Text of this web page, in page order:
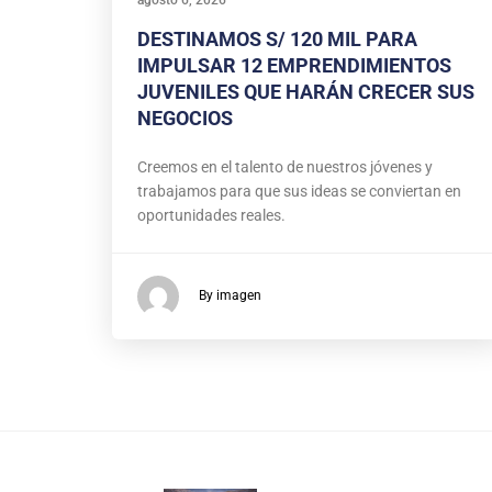
DESTINAMOS S/ 120 MIL PARA
IMPULSAR 12 EMPRENDIMIENTOS
JUVENILES QUE HARÁN CRECER SUS
NEGOCIOS
Creemos en el talento de nuestros jóvenes y
trabajamos para que sus ideas se conviertan en
oportunidades reales.
By imagen